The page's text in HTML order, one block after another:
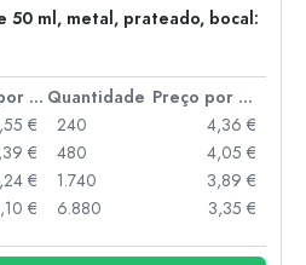
50 ml, metal, prateado, bocal:
Preço por peça Quantidade
Preço por peça
€
€
€
€
240
4,36 €
480
4,05 €
1.740
3,89 €
6.880
3,35 €